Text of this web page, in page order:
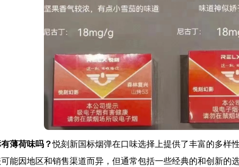
薄荷味吗？悦刻新国标烟弹在口味选择上提供了丰富的多样
能因地区和销售渠道而异，但通常包括一些经典的和创新的